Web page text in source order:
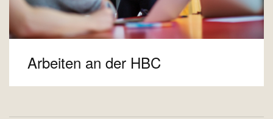
Arbeiten an der HBC